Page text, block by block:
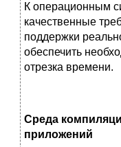
К операционным
качественные
поддержки
обеспечить
отрезка времени.
Среда
приложений